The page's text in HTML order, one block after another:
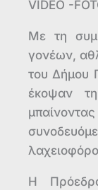
VIDEO -
Με τη
γονέων,
του Δήμου
έκοψαν τη
Η